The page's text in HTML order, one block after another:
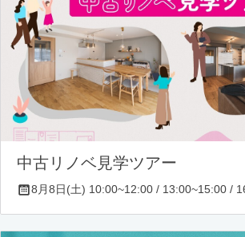
中古リノベ見学ツアー
8月8日(土) 10:00~12:00 / 13:00~15:00 /